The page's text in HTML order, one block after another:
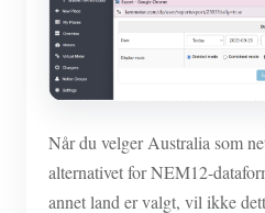
Når du velger Australia som
alternativet for NEM12-
annet land er valgt, vil ikke